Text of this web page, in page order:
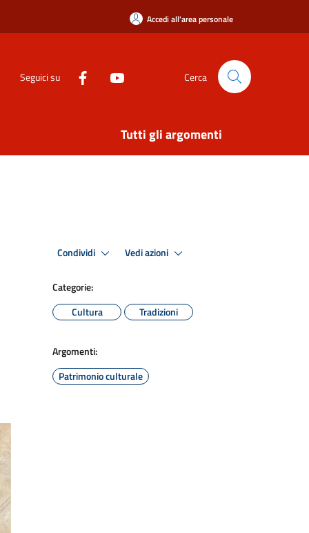
Accedi all'area personale
Seguici su Cerca
Tutti gli argomenti
Condividi Vedi azioni
Categorie:
Cultura
Tradizioni
Argomenti:
Patrimonio culturale